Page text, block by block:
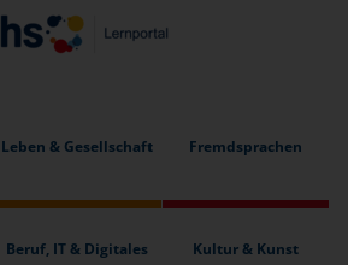
Leben & Gesellschaft Fremdsprachen
Beruf, IT & Digitales Kultur & Kunst